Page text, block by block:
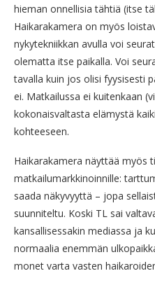
hieman onnellisia tähtiä (itse
Haikarakamera on myös
nykytekniikkan avulla voi
olematta itse paikalla. Voi
tavalla kuin jos olisi fyysisesti
ei. Matkailussa ei kuitenkaan
kokonaisvaltasta elämystä
kohteeseen.
Haikarakamera näyttää myös
matkailumarkkinoinnille:
saada näkyvyyttä – jopa
suunniteltu. Koski TL sai
kansallisessakin mediassa ja
normaalia enemmän
monet varta vasten